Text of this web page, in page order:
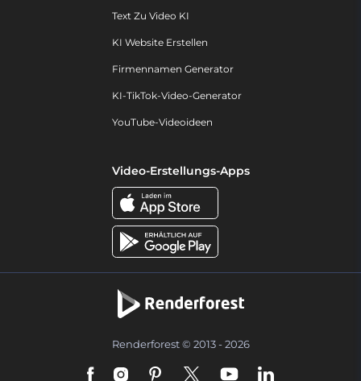
Text Zu Video KI
KI Website Erstellen
Firmennamen Generator
KI-TikTok-Video-Generator
YouTube-Videoideen
Video-Erstellungs-Apps
Renderforest © 2013 - 2026